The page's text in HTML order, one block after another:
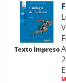
Texto impreso